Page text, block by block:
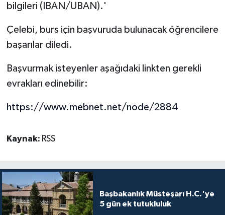
bilgileri (IBAN/UBAN).'
Çelebi, burs için başvuruda bulunacak öğrencilere
başarılar diledi.
Başvurmak isteyenler aşağıdaki linkten gerekli
evrakları edinebilir:
https://www.mebnet.net/node/2884
Kaynak: RSS
Başbakanlık Müsteşarı H.C.'ye
5 gün ek tutukluluk